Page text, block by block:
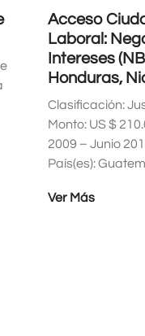
Acceso
Laboral:
Intereses
Honduras,
Clasificación:
Monto: US $
2009 – Junio
País(es):
Ver Más